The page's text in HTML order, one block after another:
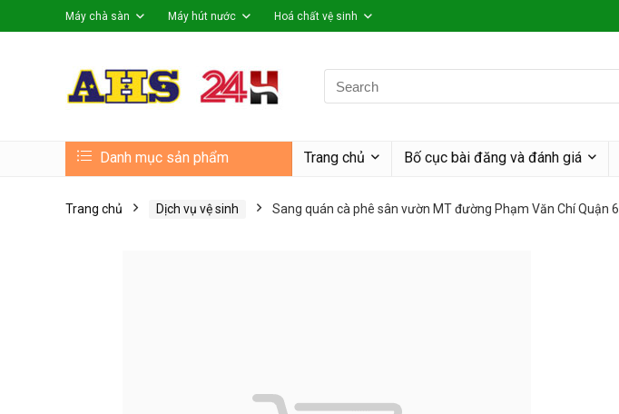
Máy chà sàn Máy hút nước Hoá chất vệ sinh
Search
for:
Danh mục sản phẩm Trang chủ Bố cục bài đăng và đánh giá
Trang chủ Dịch vụ vệ sinh Sang quán cà phê sân vườn MT đường Phạm Văn Chí Quận 6